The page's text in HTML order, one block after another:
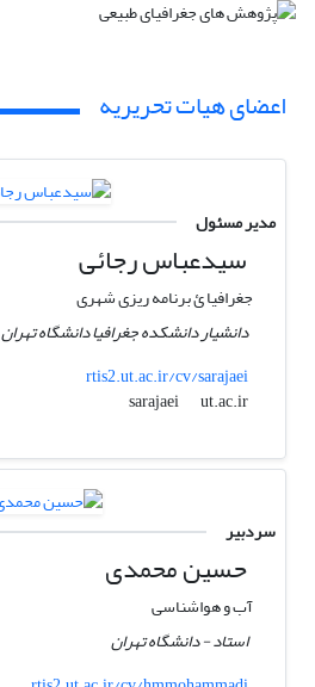
اعضای هیات تحریریه
مدیر مسئول
سیدعباس رجائی
جغرافیا ئ برنامه ریزی شهری
دانشیار دانشکده جغرافیا دانشگاه تهران
rtis2.ut.ac.ir/cv/sarajaei
sarajaei
ut.ac.ir
سردبیر
حسین محمدی
آب و هواشناسی
استاد - دانشگاه تهران